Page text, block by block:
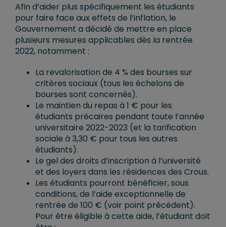
Afin d’aider plus spécifiquement les étudiants
pour faire face aux effets de l’inflation, le
Gouvernement a décidé de mettre en place
plusieurs mesures applicables dès la rentrée
2022, notamment :
La revalorisation de 4 % des bourses sur
critères sociaux (tous les échelons de
bourses sont concernés).
Le maintien du repas à 1 € pour les
étudiants précaires pendant toute l’année
universitaire 2022-2023 (et la tarification
sociale à 3,30 € pour tous les autres
étudiants).
Le gel des droits d’inscription à l’université
et des loyers dans les résidences des Crous.
Les étudiants pourront bénéficier, sous
conditions, de l’aide exceptionnelle de
rentrée de 100 € (voir point précédent).
Pour être éligible à cette aide, l’étudiant doit